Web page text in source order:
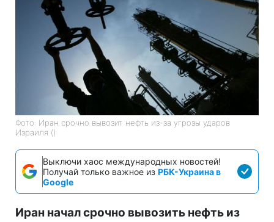
Фото: Иран срочно вывозит нефть из-за угрозы ударов
Израиля ()
Выключи хаос международных новостей!
Получай только важное из РБК-Украина в
Google
Иран начал срочно вывозить нефть из